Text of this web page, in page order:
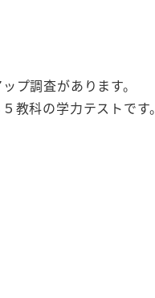
プ調査があります。
教科の学力テストです。